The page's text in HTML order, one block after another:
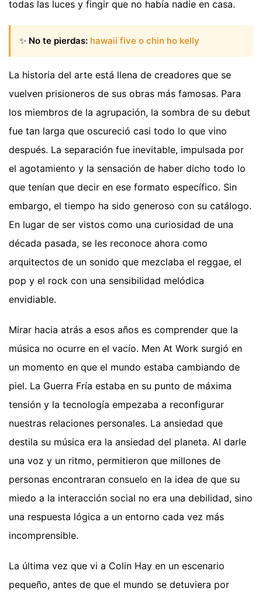
todas las luces y fingir que no había nadie en casa.
✨ No te pierdas: hawaii five o chin ho kelly
La historia del arte está llena de creadores que se
vuelven prisioneros de sus obras más famosas. Para
los miembros de la agrupación, la sombra de su debut
fue tan larga que oscureció casi todo lo que vino
después. La separación fue inevitable, impulsada por
el agotamiento y la sensación de haber dicho todo lo
que tenían que decir en ese formato específico. Sin
embargo, el tiempo ha sido generoso con su catálogo.
En lugar de ser vistos como una curiosidad de una
década pasada, se les reconoce ahora como
arquitectos de un sonido que mezclaba el reggae, el
pop y el rock con una sensibilidad melódica
envidiable.
Mirar hacia atrás a esos años es comprender que la
música no ocurre en el vacío. Men At Work surgió en
un momento en que el mundo estaba cambiando de
piel. La Guerra Fría estaba en su punto de máxima
tensión y la tecnología empezaba a reconfigurar
nuestras relaciones personales. La ansiedad que
destila su música era la ansiedad del planeta. Al darle
una voz y un ritmo, permitieron que millones de
personas encontraran consuelo en la idea de que su
miedo a la interacción social no era una debilidad, sino
una respuesta lógica a un entorno cada vez más
incomprensible.
La última vez que vi a Colin Hay en un escenario
pequeño, antes de que el mundo se detuviera por